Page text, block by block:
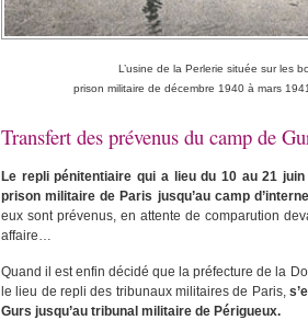
L’usine de la Perlerie située sur les
prison militaire de décembre 1940 à mars
Transfert des prévenus du camp de
Le repli pénitentiaire qui a lieu du 10 au 21
prison militaire de Paris jusqu’au camp
eux sont prévenus, en attente de comparution
affaire…
Quand il est enfin décidé que la préfecture de la
le lieu de repli des tribunaux militaires de Paris,
Gurs jusqu’au tribunal militaire de Périgueux.